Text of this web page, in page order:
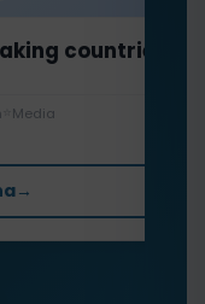
countries
Media
→